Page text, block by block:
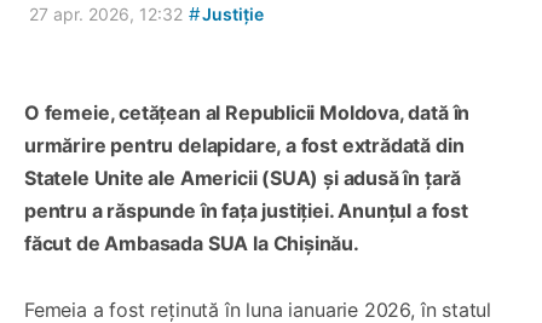
27 apr. 2026, 12:32 #Justiție
O femeie, cetățean al Republicii Moldova, dată în
urmărire pentru delapidare, a fost extrădată din
Statele Unite ale Americii (SUA) și adusă în țară
pentru a răspunde în fața justiției. Anunțul a fost
făcut de Ambasada SUA la Chișinău.
Femeia a fost reținută în luna ianuarie 2026, în statul